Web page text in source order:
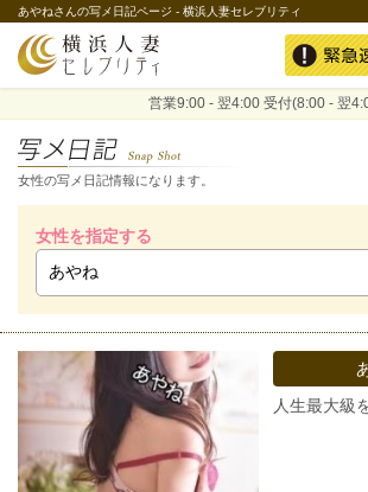
あやねさんの写メ日記ページ - 横浜人妻セレブリティ
緊急速報
営業9:00 - 翌4:00 受付(8:00 - 翌
女性の写メ日記情報になります。
女性を指定する
人生最大級